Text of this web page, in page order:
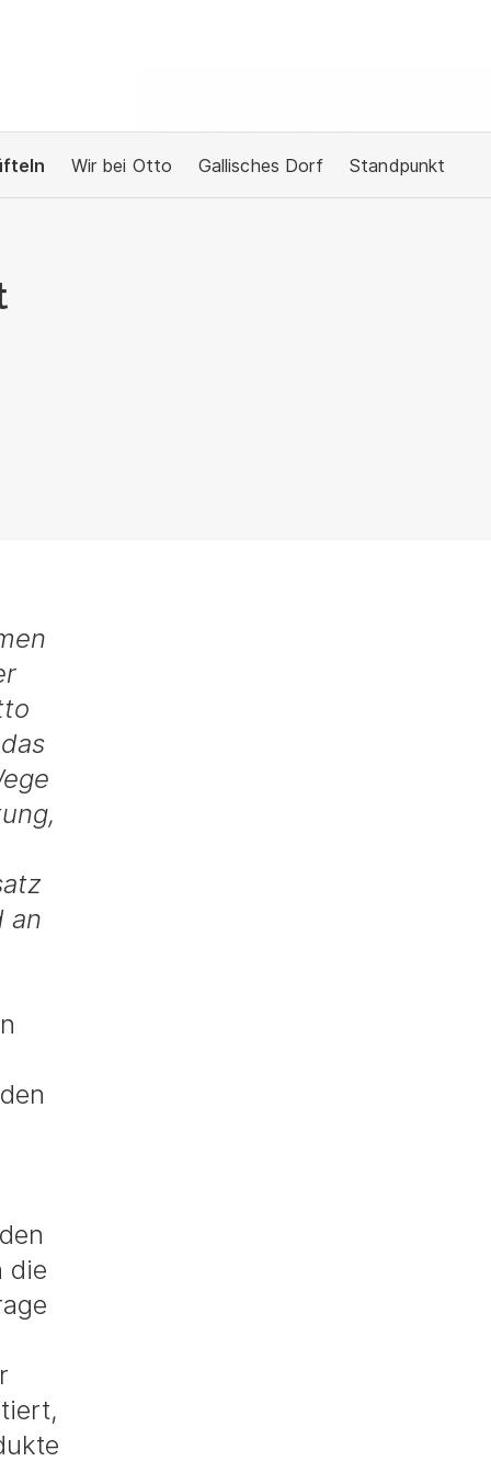
Wir bei Otto Gallisches Dorf Standpunkt
an
die